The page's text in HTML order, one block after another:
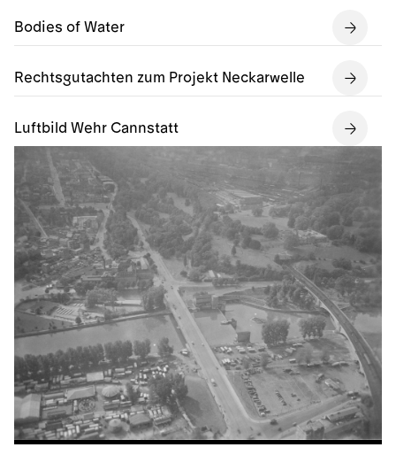
Bodies of Water
Rechtsgutachten zum Projekt Neckarwelle
Luftbild Wehr Cannstatt